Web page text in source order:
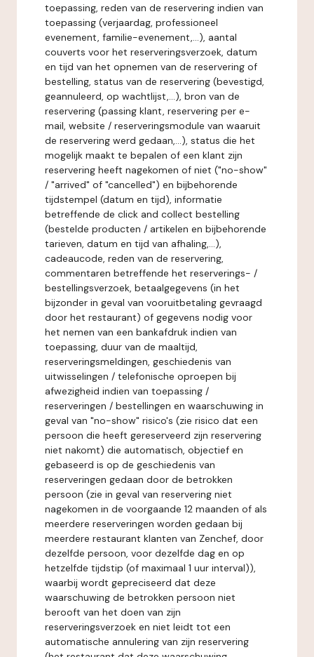
toepassing, reden van de reservering indien van
toepassing (verjaardag, professioneel
evenement, familie-evenement,...), aantal
couverts voor het reserveringsverzoek, datum
en tijd van het opnemen van de reservering of
bestelling, status van de reservering (bevestigd,
geannuleerd, op wachtlijst,...), bron van de
reservering (passing klant, reservering per e-
mail, website / reserveringsmodule van waaruit
de reservering werd gedaan,...), status die het
mogelijk maakt te bepalen of een klant zijn
reservering heeft nagekomen of niet ("no-show"
/ "arrived" of "cancelled") en bijbehorende
tijdstempel (datum en tijd), informatie
betreffende de click and collect bestelling
(bestelde producten / artikelen en bijbehorende
tarieven, datum en tijd van afhaling,...),
cadeaucode, reden van de reservering,
commentaren betreffende het reserverings- /
bestellingsverzoek, betaalgegevens (in het
bijzonder in geval van vooruitbetaling gevraagd
door het restaurant) of gegevens nodig voor
het nemen van een bankafdruk indien van
toepassing, duur van de maaltijd,
reserveringsmeldingen, geschiedenis van
uitwisselingen / telefonische oproepen bij
afwezigheid indien van toepassing /
reserveringen / bestellingen en waarschuwing in
geval van "no-show" risico's (zie risico dat een
persoon die heeft gereserveerd zijn reservering
niet nakomt) die automatisch, objectief en
gebaseerd is op de geschiedenis van
reserveringen gedaan door de betrokken
persoon (zie in geval van reservering niet
nagekomen in de voorgaande 12 maanden of als
meerdere reserveringen worden gedaan bij
meerdere restaurant klanten van Zenchef, door
dezelfde persoon, voor dezelfde dag en op
hetzelfde tijdstip (of maximaal 1 uur interval)),
waarbij wordt gepreciseerd dat deze
waarschuwing de betrokken persoon niet
berooft van het doen van zijn
reserveringsverzoek en niet leidt tot een
automatische annulering van zijn reservering